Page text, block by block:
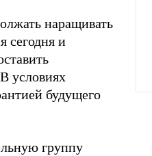
наращивать
сегодня и
условиях
будущего
группу